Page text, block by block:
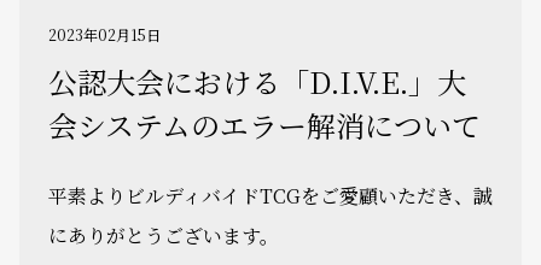
2023年02月15日
公認大会における「D.I.V.E.」大
会システムのエラー解消について
平素よりビルディバイドTCGをご愛顧いただき、誠
にありがとうございます。